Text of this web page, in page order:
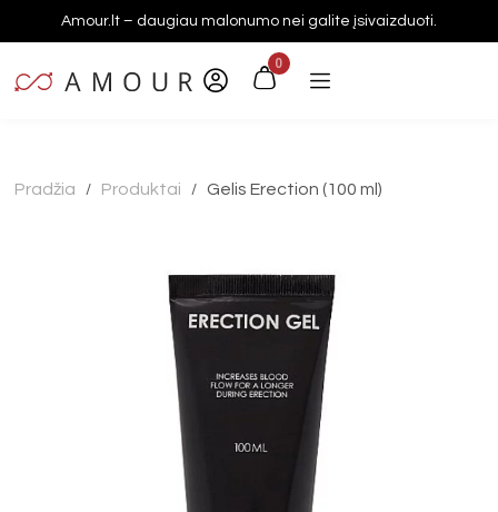
Amour.lt – daugiau malonumo nei galite įsivaizduoti.
0
Pradžia / Produktai / Gelis Erection (100 ml)